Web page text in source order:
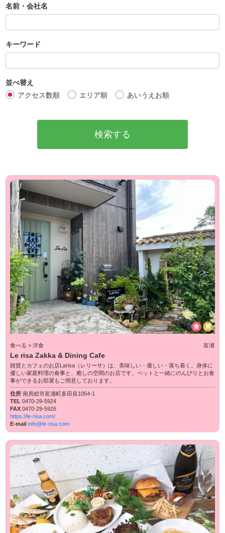
名前・会社名
キーワード
並べ替え
アクセス数順
エリア順 あいうえお順
食 買
食べる > 洋食 富浦
Le risa Zakka & Dining Cafe
雑貨とカフェのお店Larisa（レリーサ）は、美味しい・優しい・落ち着く。身体に
優しい家庭料理の食事と、癒しの空間のお店です。ペットと一緒にのんびりとお食
事ができるお部屋もご用意しております。
住所南房総市富浦町多田良1054-1
TEL0470-29-5924
FAX0470-29-5926
https://le-risa.com/
E-mailinfo@le-risa.com